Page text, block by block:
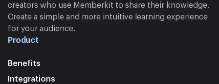
creators who use Memberkit to share their knowledge.
Create a simple and more intuitive learning experience
for your audience.
Product
Benefits
Integrations